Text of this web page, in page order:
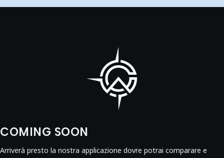
COMING SOON
Arriverà presto la nostra applicazione dovre potrai comparare e